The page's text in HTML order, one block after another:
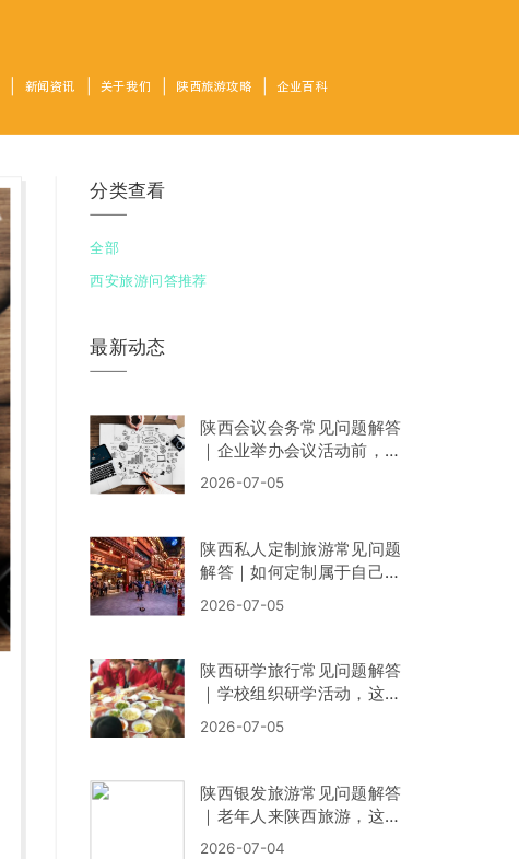
新闻资讯 关于我们 陕西旅游攻略 企业百科
分类查看
全部
西安旅游问答推荐
最新动态
陕西会议会务常见问题解答
｜企业举办会议活动前，这
些问题一定要了解！
2026-07-05
陕西私人定制旅游常见问题
解答｜如何定制属于自己的
陕西之旅？
2026-07-05
陕西研学旅行常见问题解答
｜学校组织研学活动，这些
问题您一定要了解！
2026-07-05
陕西银发旅游常见问题解答
｜老年人来陕西旅游，这些
问题值得提前了解！
2026-07-04